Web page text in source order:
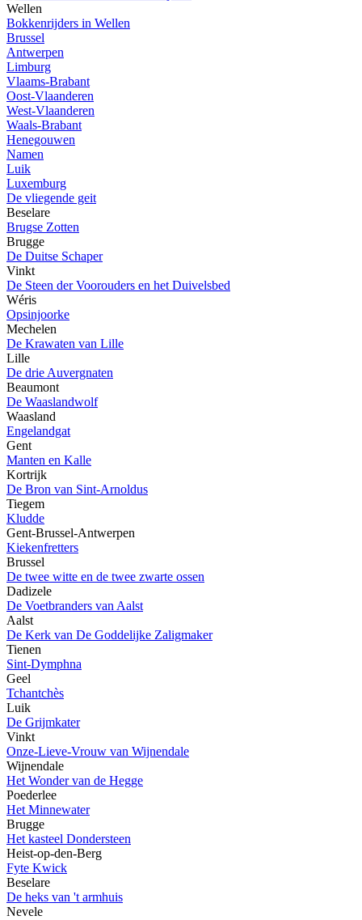
Wellen
Bokkenrijders in Wellen
Brussel
Antwerpen
Limburg
Vlaams-Brabant
Oost-Vlaanderen
West-Vlaanderen
Waals-Brabant
Henegouwen
Namen
Luik
Luxemburg
De vliegende geit
Beselare
Brugse Zotten
Brugge
De Duitse Schaper
Vinkt
De Steen der Voorouders en het Duivelsbed
Wéris
Opsinjoorke
Mechelen
De Krawaten van Lille
Lille
De drie Auvergnaten
Beaumont
De Waaslandwolf
Waasland
Engelandgat
Gent
Manten en Kalle
Kortrijk
De Bron van Sint-Arnoldus
Tiegem
Kludde
Gent-Brussel-Antwerpen
Kiekenfretters
Brussel
De twee witte en de twee zwarte ossen
Dadizele
De Voetbranders van Aalst
Aalst
De Kerk van De Goddelijke Zaligmaker
Tienen
Sint-Dymphna
Geel
Tchantchès
Luik
De Grijmkater
Vinkt
Onze-Lieve-Vrouw van Wijnendale
Wijnendale
Het Wonder van de Hegge
Poederlee
Het Minnewater
Brugge
Het kasteel Dondersteen
Heist-op-den-Berg
Fyte Kwick
Beselare
De heks van 't armhuis
Nevele